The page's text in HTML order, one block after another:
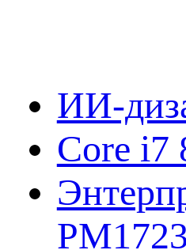
ИИ-
Core i7